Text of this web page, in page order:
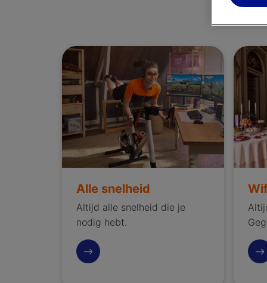
Alle snelheid
Alle snelheid
Altijd alle snelheid die je
nodig hebt.
Meer over snelheid
Wifi
Dit